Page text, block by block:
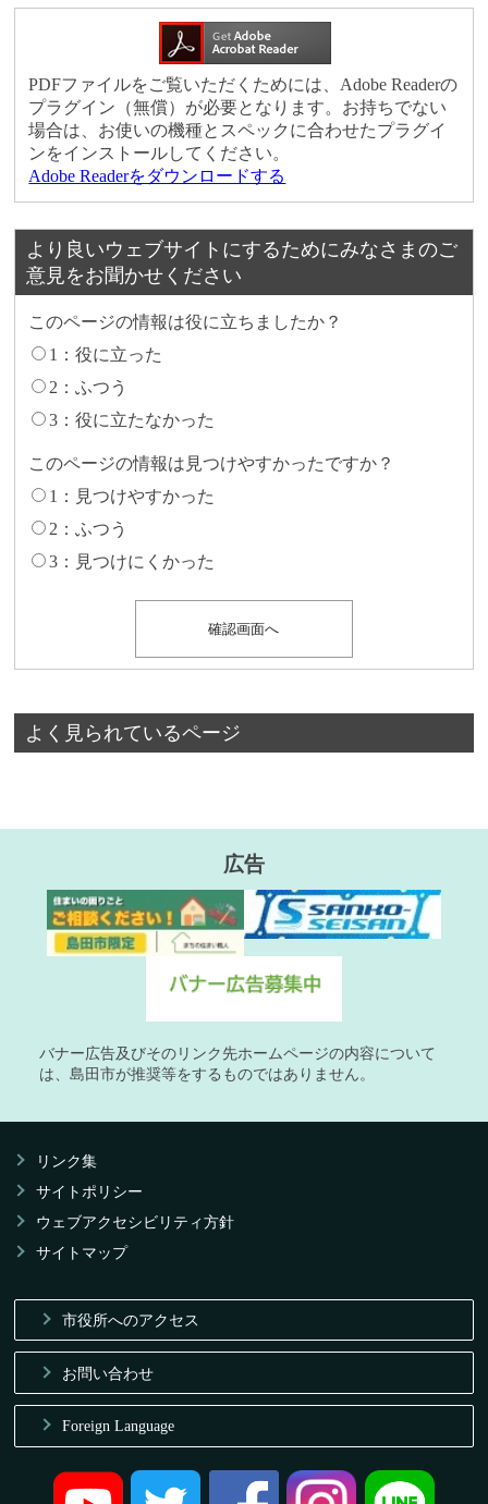
PDFファイルをご覧いただくためには、Adobe Readerの
プラグイン（無償）が必要となります。お持ちでない
場合は、お使いの機種とスペックに合わせたプラグイ
ンをインストールしてください。
Adobe Readerをダウンロードする
より良いウェブサイトにするためにみなさまのご
意見をお聞かせください
このページの情報は役に立ちましたか？
1：役に立った
2：ふつう
3：役に立たなかった
このページの情報は見つけやすかったですか？
1：見つけやすかった
2：ふつう
3：見つけにくかった
よく見られているページ
広告
バナー広告及びそのリンク先ホームページの内容について
は、島田市が推奨等をするものではありません。
リンク集
サイトポリシー
ウェブアクセシビリティ方針
サイトマップ
市役所へのアクセス
お問い合わせ
Foreign Language